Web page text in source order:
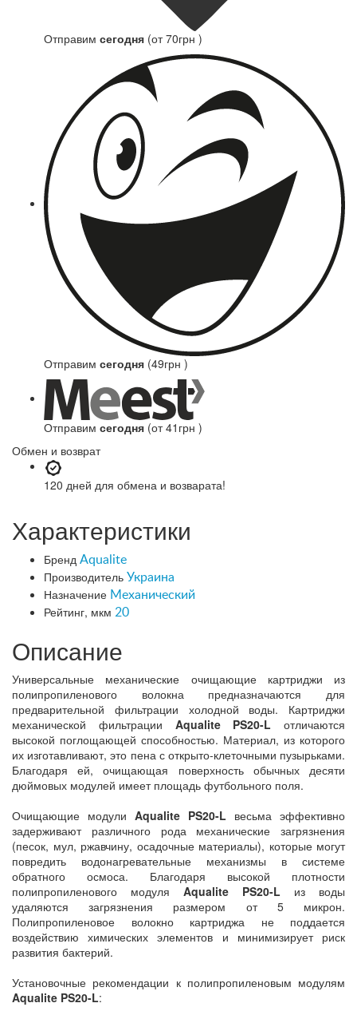
Отправим сегодня (от 70грн )
Отправим сегодня (49грн )
Отправим сегодня (от 41грн )
Обмен и возврат
120 дней для обмена и возварата!
Характеристики
Бренд Aqualite
Производитель Украина
Назначение Механический
Рейтинг, мкм 20
Описание
Универсальные механические очищающие картриджи из
полипропиленового волокна
предназначаются для
предварительной фильтрации холодной воды. Картриджи
механической фильтрации Aqualite PS20-L отличаются
высокой поглощающей способностью. Материал, из которого
их изготавливают, это пена с открыто-клеточными пузырьками.
Благодаря ей, очищающая поверхность обычных десяти
дюймовых модулей имеет площадь футбольного поля.
Очищающие модули Aqualite PS20-L весьма эффективно
задерживают различного рода механические загрязнения
(песок, мул, ржавчину, осадочные материалы), которые могут
повредить водонагревательные механизмы в системе
обратного осмоса. Благодаря высокой плотности
полипропиленового модуля Aqualite PS20-L из воды
удаляются загрязнения размером от 5 микрон.
Полипропиленовое волокно картриджа не поддается
воздействию химических элементов и минимизирует риск
развития бактерий.
Установочные рекомендации к полипропиленовым модулям
Aqualite PS20-L: